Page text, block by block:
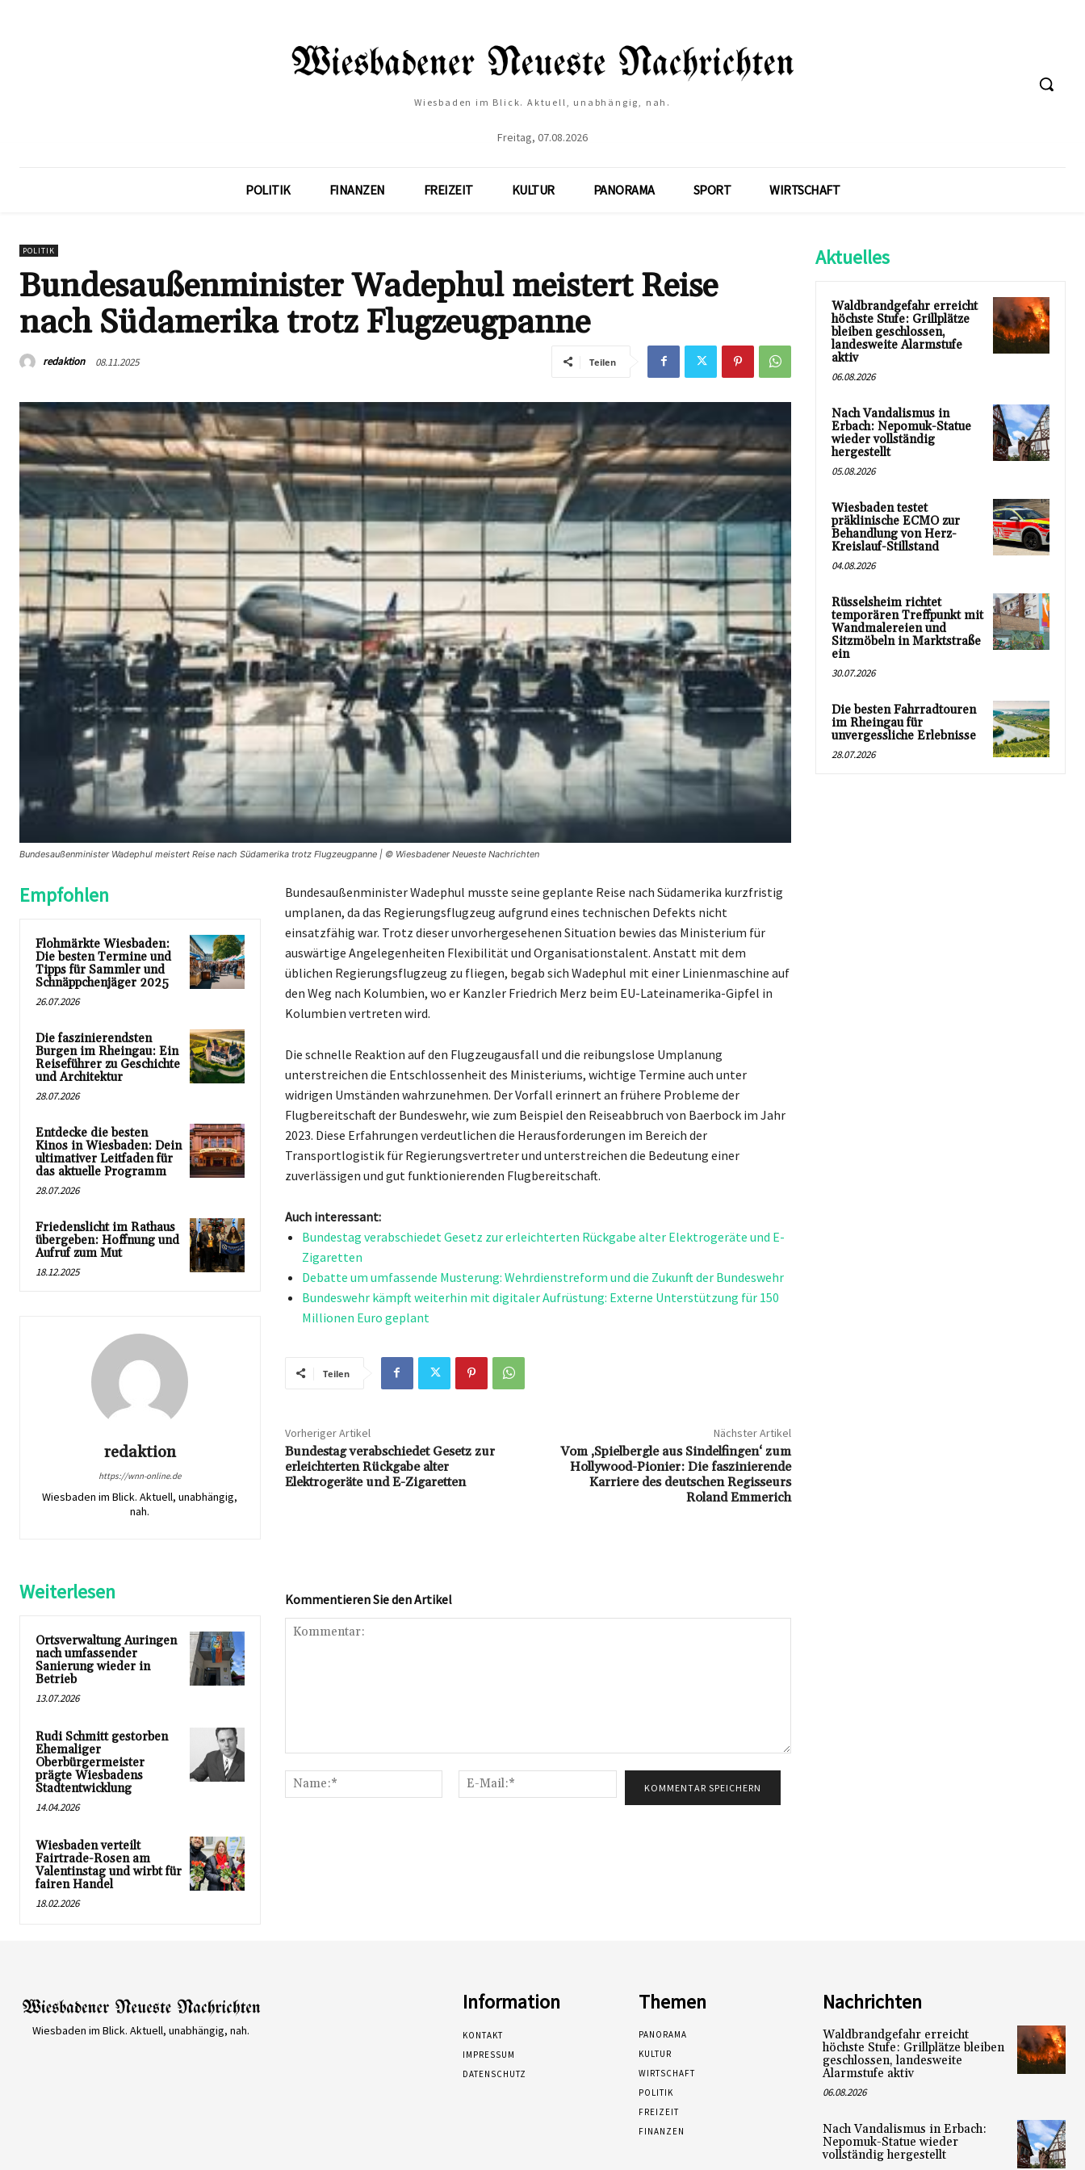
Wiesbaden im Blick. Aktuell, unabhängig, nah.
Freitag, 07.08.2026
POLITIK FINANZEN FREIZEIT KULTUR PANORAMA SPORT WIRTSCHAFT
POLITIK
Bundesaußenminister Wadephul meistert Reise
nach Südamerika trotz Flugzeugpanne
redaktion 08.11.2025 Teilen
Bundesaußenminister Wadephul meistert Reise nach Südamerika trotz Flugzeugpanne | © Wiesbadener Neueste Nachrichten
Empfohlen
Flohmärkte Wiesbaden:
Die besten Termine und
Tipps für Sammler und
Schnäppchenjäger 2025
26.07.2026
Die faszinierendsten
Burgen im Rheingau: Ein
Reiseführer zu Geschichte
und Architektur
28.07.2026
Entdecke die besten
Kinos in Wiesbaden: Dein
ultimativer Leitfaden für
das aktuelle Programm
28.07.2026
Friedenslicht im Rathaus
übergeben: Hoffnung und
Aufruf zum Mut
18.12.2025
redaktion
https://wnn-online.de
Wiesbaden im Blick. Aktuell, unabhängig,
nah.
Bundesaußenminister Wadephul musste seine geplante Reise nach Südamerika kurzfristig
umplanen, da das Regierungsflugzeug aufgrund eines technischen Defekts nicht
einsatzfähig war. Trotz dieser unvorhergesehenen Situation bewies das Ministerium für
auswärtige Angelegenheiten Flexibilität und Organisationstalent. Anstatt mit dem
üblichen Regierungsflugzeug zu fliegen, begab sich Wadephul mit einer Linienmaschine auf
den Weg nach Kolumbien, wo er Kanzler Friedrich Merz beim EU-Lateinamerika-Gipfel in
Kolumbien vertreten wird.
Die schnelle Reaktion auf den Flugzeugausfall und die reibungslose Umplanung
unterstreichen die Entschlossenheit des Ministeriums, wichtige Termine auch unter
widrigen Umständen wahrzunehmen. Der Vorfall erinnert an frühere Probleme der
Flugbereitschaft der Bundeswehr, wie zum Beispiel den Reiseabbruch von Baerbock im Jahr
2023. Diese Erfahrungen verdeutlichen die Herausforderungen im Bereich der
Transportlogistik für Regierungsvertreter und unterstreichen die Bedeutung einer
zuverlässigen und gut funktionierenden Flugbereitschaft.
Auch interessant:
Bundestag verabschiedet Gesetz zur erleichterten Rückgabe alter Elektrogeräte und E-
Zigaretten
Debatte um umfassende Musterung: Wehrdienstreform und die Zukunft der Bundeswehr
Bundeswehr kämpft weiterhin mit digitaler Aufrüstung: Externe Unterstützung für 150
Millionen Euro geplant
Teilen
Vorheriger Artikel
Bundestag verabschiedet Gesetz zur
erleichterten Rückgabe alter
Elektrogeräte und E-Zigaretten
Nächster Artikel
Vom ‚Spielbergle aus Sindelfingen‘ zum
Hollywood-Pionier: Die faszinierende
Karriere des deutschen Regisseurs
Roland Emmerich
Weiterlesen
Ortsverwaltung Auringen
nach umfassender
Sanierung wieder in
Betrieb
13.07.2026
Rudi Schmitt gestorben
Ehemaliger
Oberbürgermeister
prägte Wiesbadens
Stadtentwicklung
14.04.2026
Wiesbaden verteilt
Fairtrade-Rosen am
Valentinstag und wirbt für
fairen Handel
18.02.2026
Kommentieren Sie den Artikel
Name:*
Mail:*
Aktuelles
Waldbrandgefahr erreicht
höchste Stufe: Grillplätze
bleiben geschlossen,
landesweite Alarmstufe
aktiv
06.08.2026
Nach Vandalismus in
Erbach: Nepomuk-Statue
wieder vollständig
hergestellt
05.08.2026
Wiesbaden testet
präklinische ECMO zur
Behandlung von Herz-
Kreislauf-Stillstand
04.08.2026
Rüsselsheim richtet
temporären Treffpunkt mit
Wandmalereien und
Sitzmöbeln in Marktstraße
ein
30.07.2026
Die besten Fahrradtouren
im Rheingau für
unvergessliche Erlebnisse
28.07.2026
Wiesbaden im Blick. Aktuell, unabhängig, nah.
Information
KONTAKT
IMPRESSUM
DATENSCHUTZ
Themen
PANORAMA
KULTUR
WIRTSCHAFT
POLITIK
FREIZEIT
FINANZEN
Nachrichten
Waldbrandgefahr erreicht
höchste Stufe: Grillplätze bleiben
geschlossen, landesweite
Alarmstufe aktiv
06.08.2026
Nach Vandalismus in Erbach:
Nepomuk-Statue wieder
vollständig hergestellt